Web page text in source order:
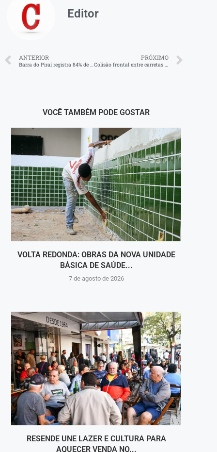
Editor
ANTERIOR
Barra do Piraí registra 84% de ocupação hoteleira
PRÓXIMO
Colisão frontal entre carretas causa lentidão na Rodovia do Aço (BR-393)
VOCÊ TAMBÉM PODE GOSTAR
VOLTA REDONDA: OBRAS DA NOVA UNIDADE
BÁSICA DE SAÚDE...
7 de agosto de 2026
RESENDE UNE LAZER E CULTURA PARA
AQUECER VENDA NO...